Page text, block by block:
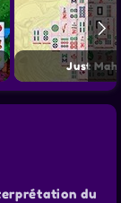
Just
du